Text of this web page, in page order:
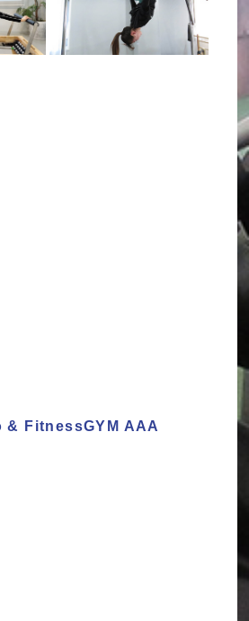
FitnessGYM AAA